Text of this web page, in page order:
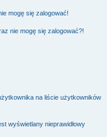
mogę się zalogować!
nie mogę się zalogować?!
na liście użytkowników
wyświetlany nieprawidłowy